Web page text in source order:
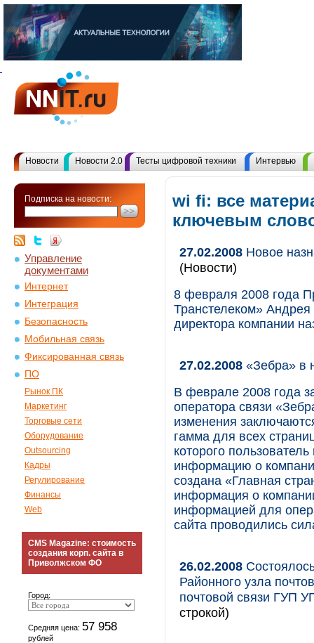
Новости Новости 2.0 Тесты цифровой техники Интервью
Подписка на новости:
Управление
документами
Интернет
Интеграция
Безопасность
Мобильная связь
Фиксированная связь
ПО
Рынок ПК
Маркетинг
Торговые сети
Оборудование
Outsourcing
Кадры
Регулирование
Финансы
Web
CMS Magazine: стоимость
создания корп. сайта в
Приволжском ФО
Город:
Средняя цена: 57 958
рублей
wi fi: все
ключевым
27.02.2008 Новое
(Новости)
8 февраля 2008 года
Транстелеком»
директора компании
27.02.2008 «Зебра» в
В феврале 2008 года
оператора связи
изменения
гамма для всех
которого
информацию о
создана «Главная
информация о
информацией для
сайта проводились
26.02.2008
Районного узла
почтовой связи ГУП
строкой)